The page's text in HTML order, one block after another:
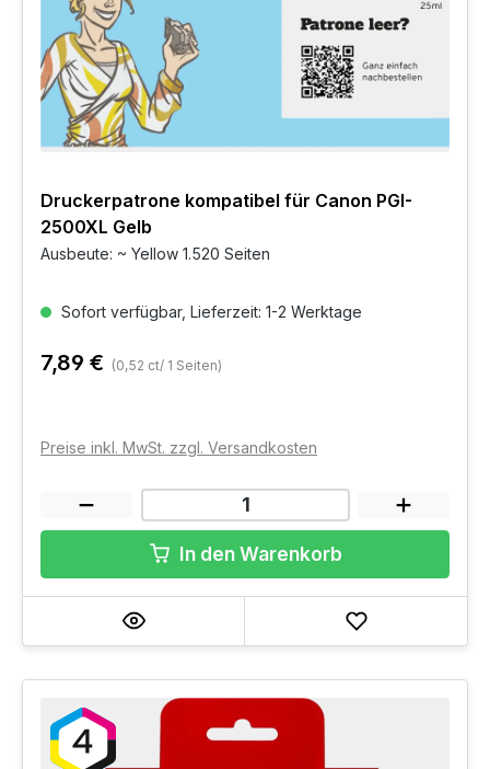
Druckerpatrone kompatibel für Canon PGI-
2500XL Gelb
Ausbeute: ~ Yellow 1.520 Seiten
Sofort verfügbar, Lieferzeit: 1-2 Werktage
7,89 € (0,52 ct/ 1 Seiten)
Preise inkl. MwSt. zzgl. Versandkosten
In den Warenkorb